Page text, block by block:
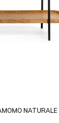
NATURALE